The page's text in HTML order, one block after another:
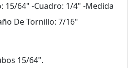
15/64" -Cuadro: 1/4" -Medida
De Tornillo: 7/16"
15/64".